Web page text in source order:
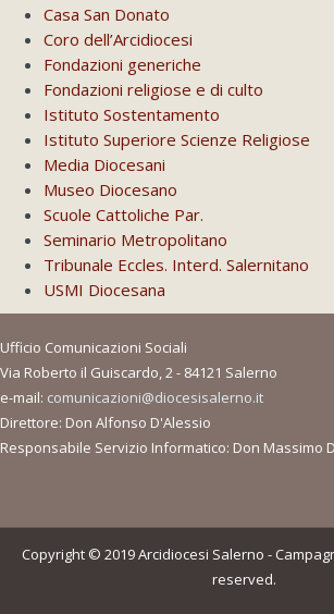
Casa San Donato
Coro dell’Arcidiocesi
Fondazioni generiche
Fondazioni religiose e di culto
Istituto Sostentamento
Istituto Superiore Scienze Religiose
Media Diocesani
Museo Diocesano
Scuole Cattoliche Par.
Seminario Metropolitano
Tribunale Eccles. Interd. Salernitano
USMI Diocesana
Ufficio Comunicazioni Sociali
Via Roberto il Guiscardo, 2 - 84121 Salerno
e-mail: comunicazioni@diocesisalerno.it
Direttore: Don Alfonso D'Alessio
Responsabile Servizio Informatico: Don Massimo
Copyright © 2019 Arcidiocesi Salerno -
reserved.